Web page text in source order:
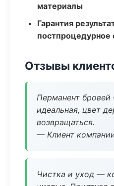
материалы
Гарантия
Отзывы
Перманент
идеальная, цвет
возвращаться.
— Клиент
Чистка и уход —